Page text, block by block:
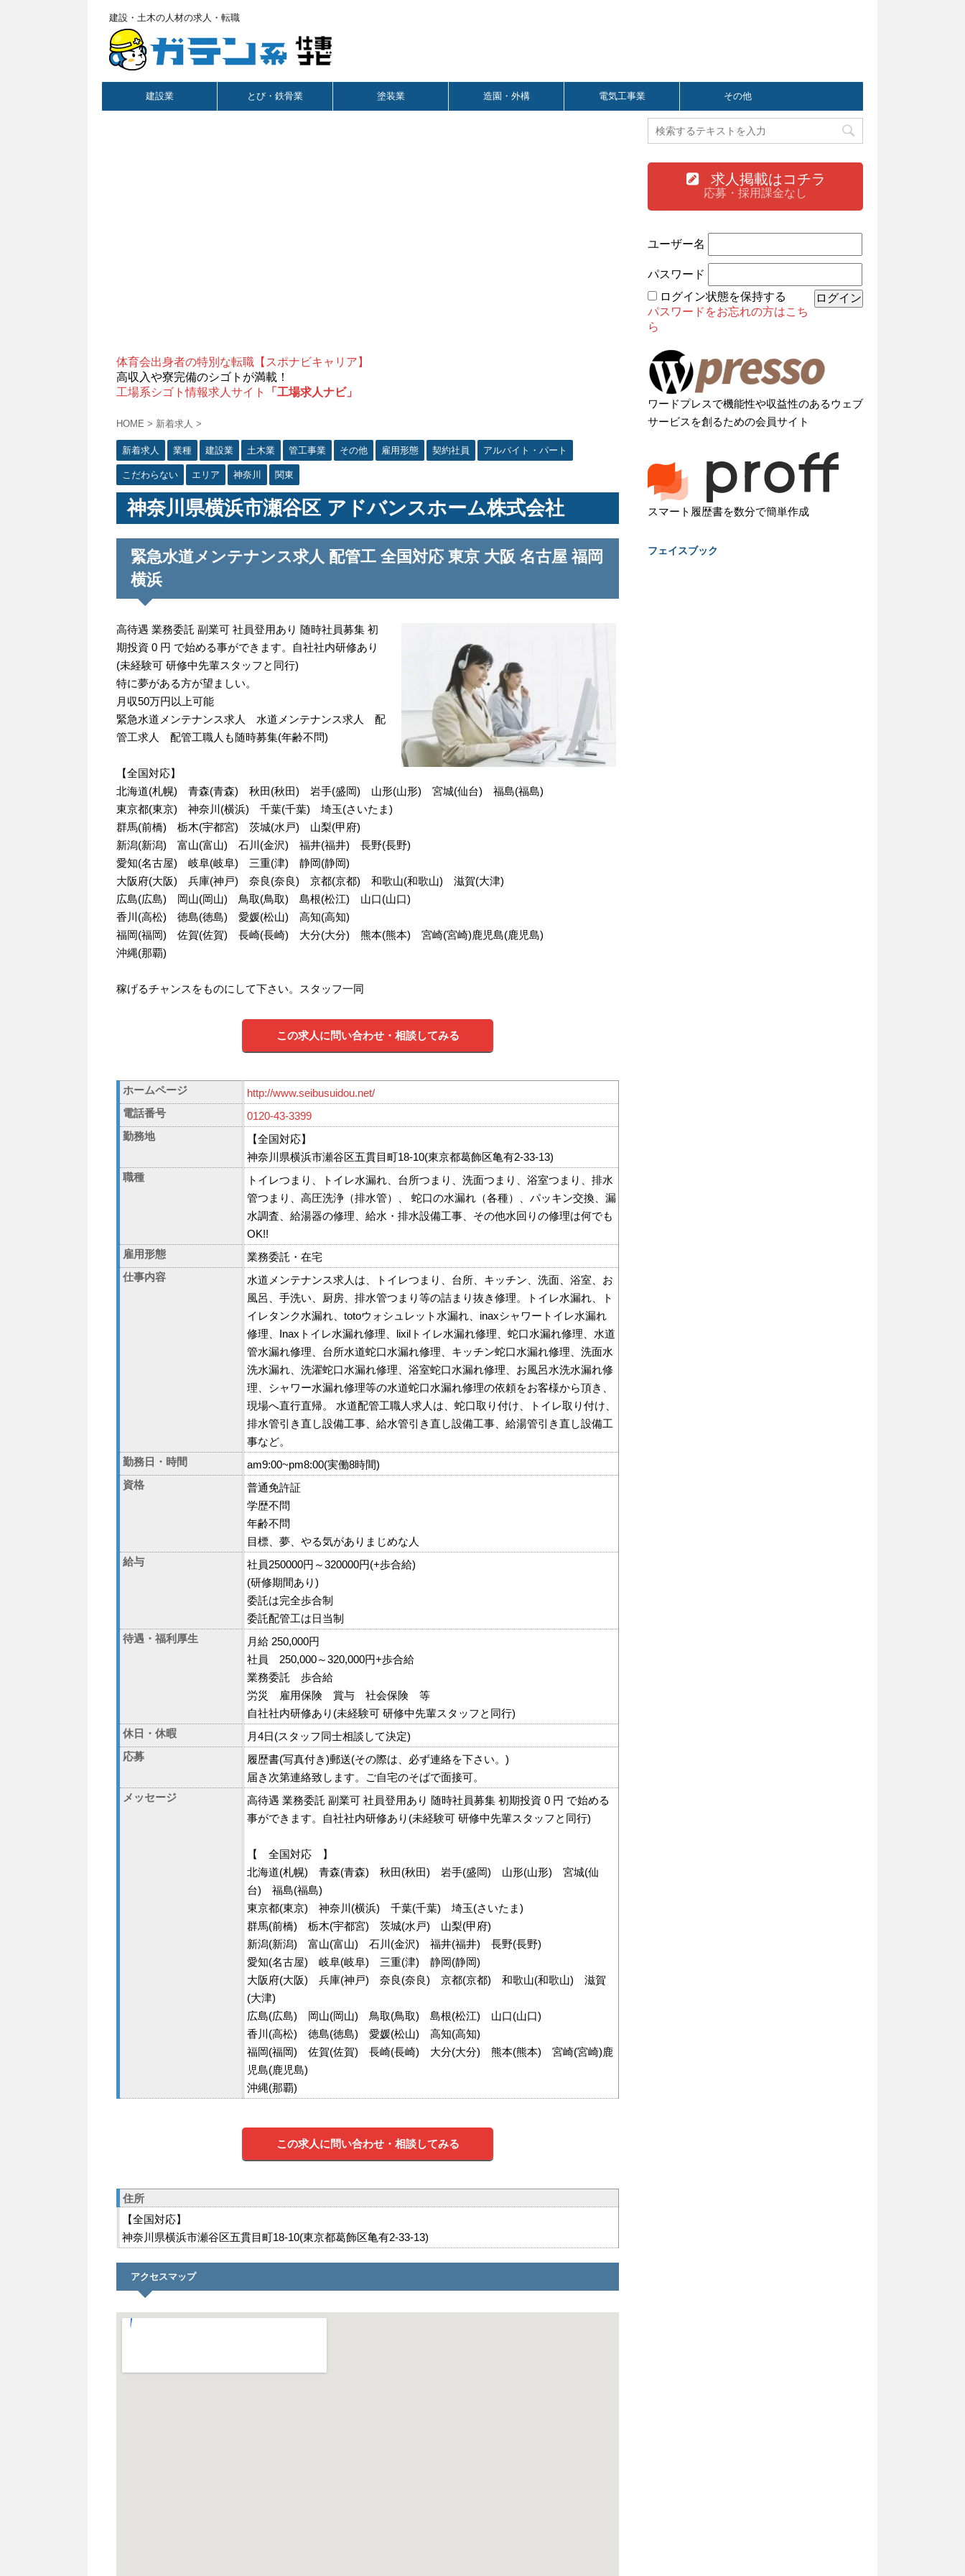
建設・土木の人材の求人・転職
建設業 とび・鉄骨業 塗装業 造園・外構 電気工事業 その他
体育会出身者の特別な転職【スポナビキャリア】
高収入や寮完備のシゴトが満載！
工場系シゴト情報求人サイト
「工場求人ナビ」
HOME > 新着求人 >
新着求人 業種 建設業 土木業 管工事業 その他 雇用形態 契約社員 アルバイト・パート
こだわらない エリア 神奈川 関東
神奈川県横浜市瀬谷区 アドバンスホーム株式会社
緊急水道メンテナンス求人 配管工 全国対応 東京 大阪 名古屋 福岡
横浜
高待遇 業務委託 副業可 社員登用あり 随時社員募集 初
期投資 0 円 で始める事ができます。自社社内研修あり
(未経験可 研修中先輩スタッフと同行)
特に夢がある方が望ましい。
月収50万円以上可能
緊急水道メンテナンス求人 水道メンテナンス求人 配
管工求人 配管工職人も随時募集(年齢不問)
【全国対応】
北海道(札幌) 青森(青森) 秋田(秋田) 岩手(盛岡) 山形(山形) 宮城(仙台) 福島(福島)
東京都(東京) 神奈川(横浜) 千葉(千葉) 埼玉(さいたま)
群馬(前橋) 栃木(宇都宮) 茨城(水戸) 山梨(甲府)
新潟(新潟) 富山(富山) 石川(金沢) 福井(福井) 長野(長野)
愛知(名古屋) 岐阜(岐阜) 三重(津) 静岡(静岡)
大阪府(大阪) 兵庫(神戸) 奈良(奈良) 京都(京都) 和歌山(和歌山) 滋賀(大津)
広島(広島) 岡山(岡山) 鳥取(鳥取) 島根(松江) 山口(山口)
香川(高松) 徳島(徳島) 愛媛(松山) 高知(高知)
福岡(福岡) 佐賀(佐賀) 長崎(長崎) 大分(大分) 熊本(熊本) 宮崎(宮崎)鹿児島(鹿児島)
沖縄(那覇)
稼げるチャンスをものにして下さい。スタッフ一同
この求人に問い合わせ・相談してみる
ホームページ
http://www.seibusuidou.net/
電話番号
0120-43-3399
勤務地
【全国対応】
神奈川県横浜市瀬谷区五貫目町18-10(東京都葛飾区亀有2-33-13)
職種
トイレつまり、トイレ水漏れ、台所つまり、洗面つまり、浴室つまり、排水
管つまり、高圧洗浄（排水管）、 蛇口の水漏れ（各種）、パッキン交換、漏
水調査、給湯器の修理、給水・排水設備工事、その他水回りの修理は何でも
OK!!
雇用形態
業務委託・在宅
仕事内容
水道メンテナンス求人は、トイレつまり、台所、キッチン、洗面、浴室、お
風呂、手洗い、厨房、排水管つまり等の詰まり抜き修理。トイレ水漏れ、ト
イレタンク水漏れ、totoウォシュレット水漏れ、inaxシャワートイレ水漏れ
修理、Inaxトイレ水漏れ修理、lixilトイレ水漏れ修理、蛇口水漏れ修理、水道
管水漏れ修理、台所水道蛇口水漏れ修理、キッチン蛇口水漏れ修理、洗面水
洗水漏れ、洗濯蛇口水漏れ修理、浴室蛇口水漏れ修理、お風呂水洗水漏れ修
理、シャワー水漏れ修理等の水道蛇口水漏れ修理の依頼をお客様から頂き、
現場へ直行直帰。 水道配管工職人求人は、蛇口取り付け、トイレ取り付け、
排水管引き直し設備工事、給水管引き直し設備工事、給湯管引き直し設備工
事など。
勤務日・時間
am9:00~pm8:00(実働8時間)
資格
普通免許証
学歴不問
年齢不問
目標、夢、やる気がありまじめな人
給与
社員250000円～320000円(+歩合給)
(研修期間あり)
委託は完全歩合制
委託配管工は日当制
待遇・福利厚生
月給 250,000円
社員 250,000～320,000円+歩合給
業務委託 歩合給
労災 雇用保険 賞与 社会保険 等
自社社内研修あり(未経験可 研修中先輩スタッフと同行)
休日・休暇
月4日(スタッフ同士相談して決定)
応募
履歴書(写真付き)郵送(その際は、必ず連絡を下さい。)
届き次第連絡致します。ご自宅のそばで面接可。
メッセージ
高待遇 業務委託 副業可 社員登用あり 随時社員募集 初期投資 0 円 で始める
事ができます。自社社内研修あり(未経験可 研修中先輩スタッフと同行)
【 全国対応 】
北海道(札幌) 青森(青森) 秋田(秋田) 岩手(盛岡) 山形(山形) 宮城(仙
台) 福島(福島)
東京都(東京) 神奈川(横浜) 千葉(千葉) 埼玉(さいたま)
群馬(前橋) 栃木(宇都宮) 茨城(水戸) 山梨(甲府)
新潟(新潟) 富山(富山) 石川(金沢) 福井(福井) 長野(長野)
愛知(名古屋) 岐阜(岐阜) 三重(津) 静岡(静岡)
大阪府(大阪) 兵庫(神戸) 奈良(奈良) 京都(京都) 和歌山(和歌山) 滋賀
(大津)
広島(広島) 岡山(岡山) 鳥取(鳥取) 島根(松江) 山口(山口)
香川(高松) 徳島(徳島) 愛媛(松山) 高知(高知)
福岡(福岡) 佐賀(佐賀) 長崎(長崎) 大分(大分) 熊本(熊本) 宮崎(宮崎)鹿
児島(鹿児島)
沖縄(那覇)
この求人に問い合わせ・相談してみる
住所
【全国対応】
神奈川県横浜市瀬谷区五貫目町18-10(東京都葛飾区亀有2-33-13)
アクセスマップ
求人掲載はコチラ
応募・採用課金なし
ユーザー名
パスワード
ログイン状態を保持する
パスワードをお忘れの方はこち
ら
ワードプレスで機能性や収益性のあるウェブ
サービスを創るための会員サイト
スマート履歴書を数分で簡単作成
フェイスブック